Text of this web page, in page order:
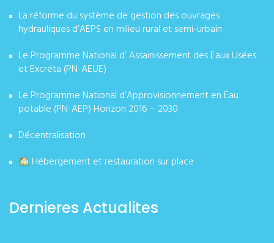
La réforme du système de gestion des ouvrages
hydrauliques d’AEPS en milieu rural et semi-urbain
Le Programme National d’ Assainissement des Eaux Usées
et Excréta (PN-AEUE)
Le Programme National d’Approvisionnement en Eau
potable (PN-AEP) Horizon 2016 – 2030
Décentralisation
Hébergement et restauration sur place
Dernieres Actualites